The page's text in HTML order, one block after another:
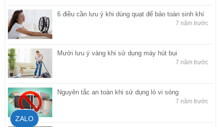
6 điều cần lưu ý khi dùng quạt để bảo toàn sinh khí
7 năm trước
Mười lưu ý vàng khi sử dụng máy hút bụi
7 năm trước
Nguyên tắc an toàn khi sử dụng lò vi sóng
7 năm trước
ZALO